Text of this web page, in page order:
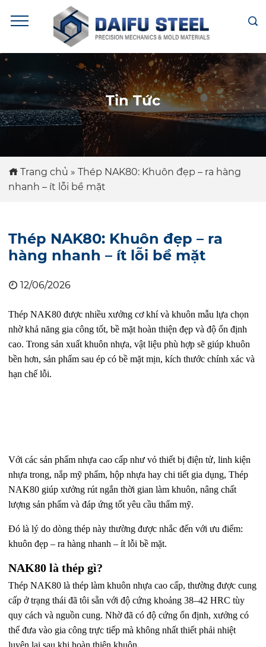
Tin Tức
Trang chủ » Thép NAK80: Khuôn đẹp – ra hàng
nhanh – ít lỗi bề mặt
Thép NAK80: Khuôn đẹp – ra
hàng nhanh – ít lỗi bề mặt
12/06/2026
Thép NAK80 được nhiều xưởng cơ khí và khuôn mẫu lựa chọn
nhờ khả năng gia công tốt, bề mặt hoàn thiện đẹp và độ ổn định
cao. Trong sản xuất khuôn nhựa, vật liệu phù hợp sẽ giúp khuôn
bền hơn, sản phẩm sau ép có bề mặt mịn, kích thước chính xác và
hạn chế lỗi.
Với các sản phẩm nhựa cao cấp như vỏ thiết bị điện tử, linh kiện
nhựa trong, nắp mỹ phẩm, hộp nhựa hay chi tiết gia dụng, Thép
NAK80 giúp xưởng rút ngắn thời gian làm khuôn, nâng chất
lượng sản phẩm và đáp ứng tốt yêu cầu thẩm mỹ.
Đó là lý do dòng thép này thường được nhắc đến với ưu điểm:
khuôn đẹp – ra hàng nhanh – ít lỗi bề mặt.
NAK80 là thép gì?
Thép NAK80 là thép làm khuôn nhựa cao cấp, thường được cung
cấp ở trạng thái đã tôi sẵn với độ cứng khoảng 38–42 HRC tùy
quy cách và nguồn cung. Nhờ đã có độ cứng ổn định, xưởng có
thể đưa vào gia công trực tiếp mà không nhất thiết phải nhiệt
luyện lại sau khi hoàn thiện khuôn.